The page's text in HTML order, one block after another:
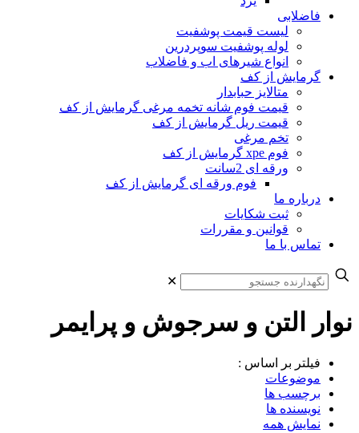
فاضلابی
لیست قیمت پوشفیت
لوله پوشفیت سوپردرین
انواع شیرهای اب و فاضلاب
گرمایش از کف
متالایز حبابدار
قیمت فوم شانه تخمه مرغی گرمایش از کف
قیمت ریل گرمایش از کف
تخم مرغی
فوم xpe گرمایش از کف
ورقه ای 2سانت
فوم ورقه ای گرمایش از کف
درباره ما
ثبت شکایات
قوانین و مقررات
تماس با ما
✕
نوار التن و سرجوش و پرایمر
فیلتر بر اساس :
موضوعات
برچسب ها
نویسنده ها
نمایش همه